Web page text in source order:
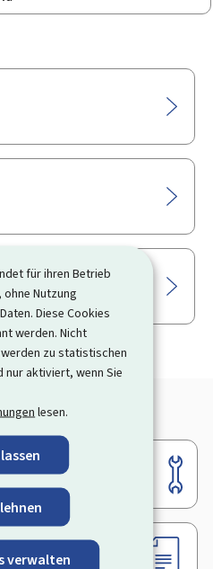
für ihren Betrieb
Nutzung
Diese Cookies
werden. Nicht
zu statistischen
nur aktiviert, wenn Sie
lesen.
verwalten